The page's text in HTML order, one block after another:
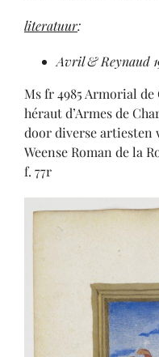
literatuur:
Avril & Reynaud
Ms fr 4985 Armorial
héraut d’Armes de
door diverse artiesten
Weense Roman de la
f. 77r